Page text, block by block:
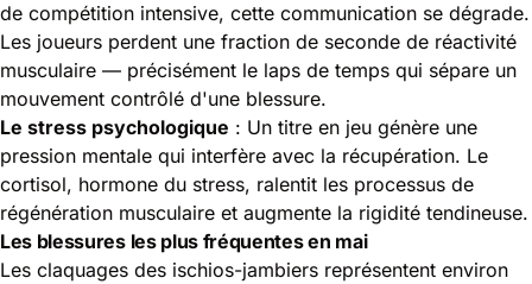
de compétition intensive, cette communication se dégrade.
Les joueurs perdent une fraction de seconde de réactivité
musculaire — précisément le laps de temps qui sépare un
mouvement contrôlé d'une blessure.
Le stress psychologique : Un titre en jeu génère une
pression mentale qui interfère avec la récupération. Le
cortisol, hormone du stress, ralentit les processus de
régénération musculaire et augmente la rigidité tendineuse.
Les blessures les plus fréquentes en mai
Les claquages des ischios-jambiers représentent environ